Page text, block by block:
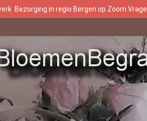
Bezorging in regio Bergen op Zoom